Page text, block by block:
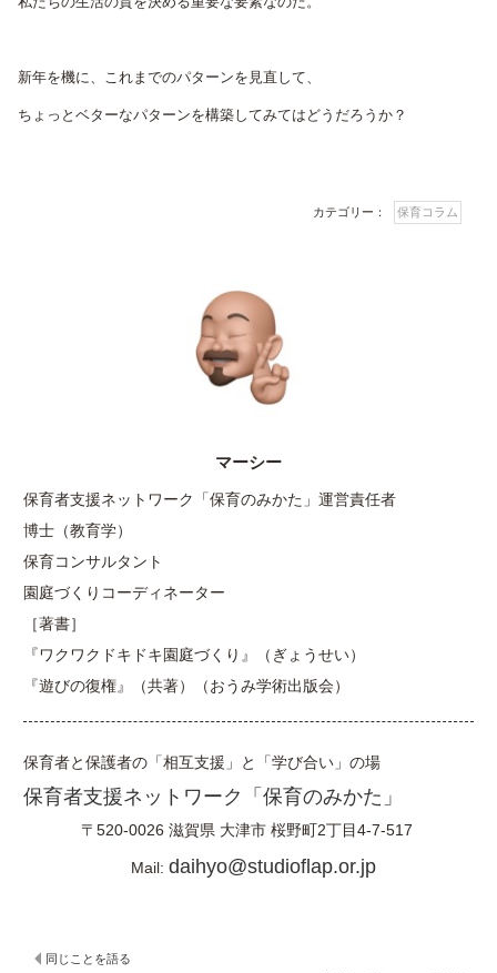
新年を機に、これまでのパターンを見直して、
ちょっとベターなパターンを構築してみてはどうだろうか？
カテゴリー： 保育コラム
マーシー
保育者支援ネットワーク「保育のみかた」運営責任者
博士（教育学）
保育コンサルタント
園庭づくりコーディネーター
［著書］
『ワクワクドキドキ園庭づくり』（ぎょうせい）
『遊びの復権』（共著）（おうみ学術出版会）
保育者と保護者の「相互支援」と「学び合い」の場
保育者支援ネットワーク「保育のみかた」
〒520-0026 滋賀県 大津市 桜野町2丁目4-7-517
Mail: daihyo@studioflap.or.jp
同じことを語る